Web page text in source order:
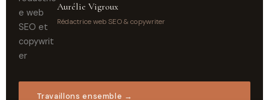
Aurélie Vigroux
Rédactrice web SEO & copywriter
Travaillons ensemble →